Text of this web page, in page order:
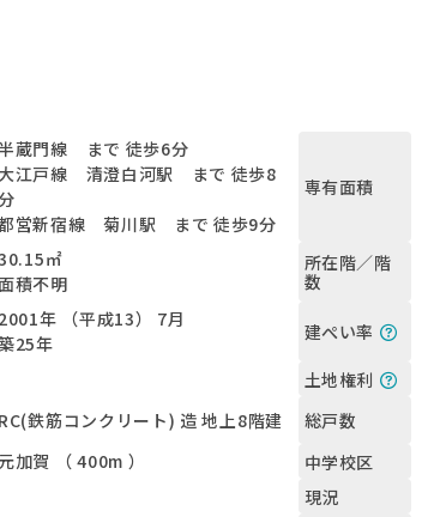
蔵門線 まで 徒歩6分
江戸線 清澄白河駅 まで 徒歩8
営新宿線 菊川駅 まで 徒歩9分
専有面積
㎡
面積不明
所在階／階
数
2001年 （平成13） 7月
25年
建ぺい率
土地権利
RC(鉄筋コンクリート) 造 地上8階建 総戸数
加賀 （ 400m ） 中学校区
現況